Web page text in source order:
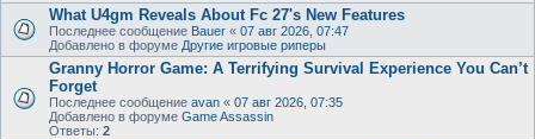
What U4gm Reveals About Fc 27's New Features
Последнее сообщение Bauer « 07 авг 2026, 07:47
Добавлено в форуме Другие игровые риперы
Granny Horror Game: A Terrifying Survival Experience You Can’t
Forget
Последнее сообщение avan « 07 авг 2026, 07:35
Добавлено в форуме Game Assassin
Ответы: 2